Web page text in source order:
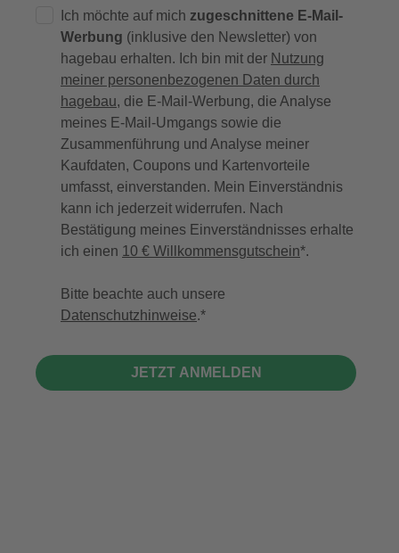
Ich möchte auf mich zugeschnittene E-Mail-
Werbung (inklusive den Newsletter) von
hagebau erhalten. Ich bin mit der Nutzung
meiner personenbezogenen Daten durch
hagebau, die E-Mail-Werbung, die Analyse
meines E-Mail-Umgangs sowie die
Zusammenführung und Analyse meiner
Kaufdaten, Coupons und Kartenvorteile
umfasst, einverstanden. Mein Einverständnis
kann ich jederzeit widerrufen. Nach
Bestätigung meines Einverständnisses erhalte
ich einen 10 € Willkommensgutschein*.
Bitte beachte auch unsere
Datenschutzhinweise.
JETZT ANMELDEN